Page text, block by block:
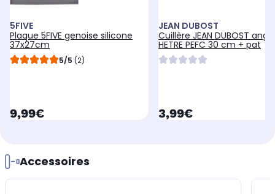
5FIVE
Plaque 5FIVE genoise silicone
37x27cm
5/5 (2)
currentPrice
9,99€
JEAN DUBOST
Cuillère JEAN DUBOST
HETRE PEFC 30 cm + pat
currentPrice
3,99€
Accessoires